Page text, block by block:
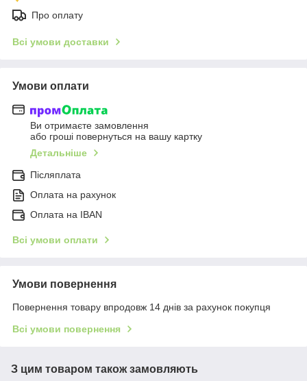
Про оплату
Всі умови доставки
Умови оплати
Ви отримаєте замовлення
або гроші повернуться на вашу картку
Детальніше
Післяплата
Оплата на рахунок
Оплата на IBAN
Всі умови оплати
Умови повернення
Повернення товару впродовж 14 днів за рахунок покупця
Всі умови повернення
З цим товаром також замовляють